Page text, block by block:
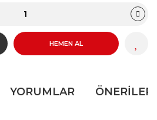
HEMEN AL
YORUMLAR